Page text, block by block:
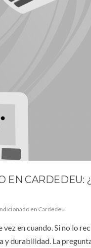
EN CARDEDEU:
en Cardedeu
en cuando. Si no lo
durabilidad. La